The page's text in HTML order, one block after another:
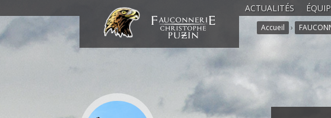
ACTUALITÉS
Accueil ›